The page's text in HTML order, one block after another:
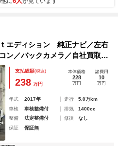
エディション 純正ナビ／左右
ン／バックカメラ／自社買取車
ジ／ＨＩＤヘッドランプ／純正
ワーシート／シートヒーター／
支払総額(税込)
238 万円
本体価格
228
万円
諸費用
10
万円
年式 2017年 走行
5.0万km
車検
車検整備付 排気
1400cc
整備
法定整備付 修復
なし
保証
保証無